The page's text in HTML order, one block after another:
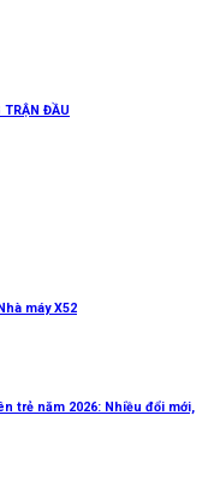
TRẬN ĐẦU
máy X52
trẻ năm 2026: Nhiều đổi mới,